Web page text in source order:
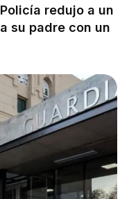
redujo a un
su padre con un